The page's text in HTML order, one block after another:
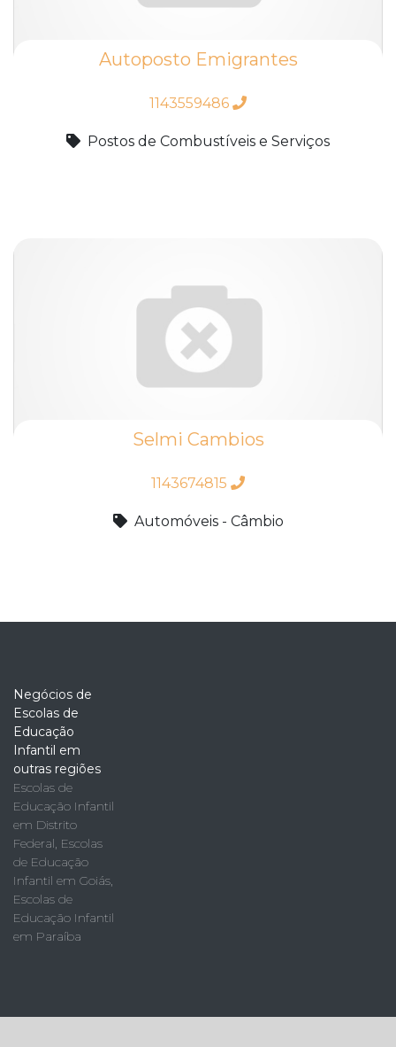
Autoposto Emigrantes
1143559486
Postos de Combustíveis e Serviços
Selmi Cambios
1143674815
Automóveis - Câmbio
Negócios de
Escolas de
Educação
Infantil em
outras regiões
Escolas de
Educação Infantil
em Distrito
Federal, Escolas
de Educação
Infantil em Goiás,
Escolas de
Educação Infantil
em Paraíba